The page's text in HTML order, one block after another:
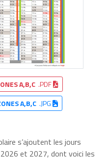
A,B,C .PDF
A,B,C.JPG
s’ajoutent les jours
et 2027, dont voici les